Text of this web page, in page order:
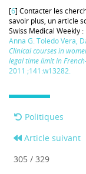
[6] Contacter les
savoir plus, un article
Swiss Medical Weekly :
Anna G. Toledo Vera,
Clinical courses in
legal time limit in
2011 ;141:w13282.
Politiques
Article suivant
305 / 329